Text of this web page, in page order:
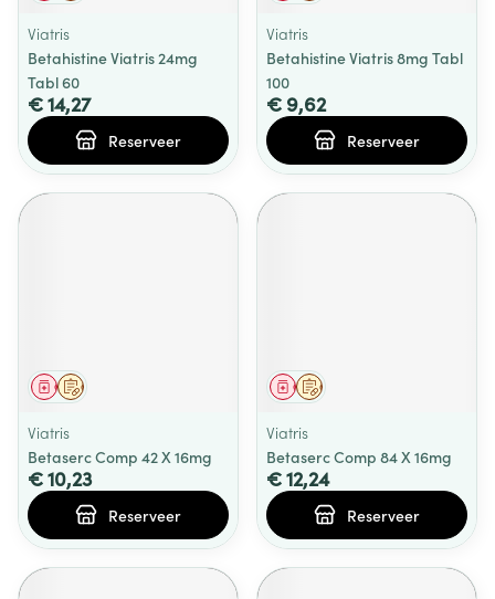
Viatris
Betahistine Viatris 24mg
Tabl 60
€ 14,27
Reserveer
Viatris
Betahistine Viatris 8mg Tabl
100
€ 9,62
Reserveer
Op voorschrift
Geneesmiddel
Viatris
Betaserc Comp 42 X 16mg
€ 10,23
Reserveer
Op voorschrift
Geneesmiddel
Viatris
Betaserc Comp 84 X 16mg
€ 12,24
Reserveer